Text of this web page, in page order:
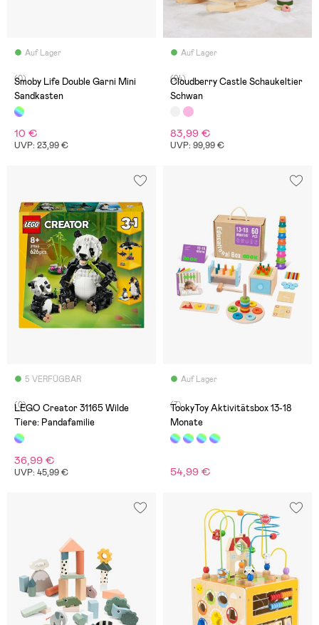
Auf Lager
(0)
Smoby Life Double Garni Mini
Sandkasten
10 €
UVP: 23,99 €
Auf Lager
(24)
Cloudberry Castle Schaukeltier
Schwan
83,99 €
UVP: 99,99 €
5 VERFÜGBAR
(0)
LEGO Creator 31165 Wilde
Tiere: Pandafamilie
36,99 €
UVP: 45,99 €
Auf Lager
(7)
TookyToy Aktivitätsbox 13-18
Monate
54,99 €